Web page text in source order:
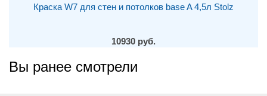
Краска W7 для стен и потолков base A 4,5л Stolz
10930 руб.
Вы ранее смотрели